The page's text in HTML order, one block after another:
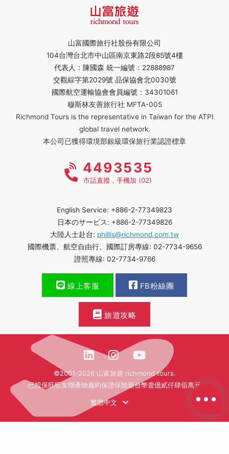
山富國際旅行社股份有限公司
104台灣台北市中山區南京東路2段85號4樓
代表人：陳國森 統一編號：22888987
交觀綜字第2029號 品保協會北0030號
國際航空運輸協會會員編號：34301061
穆斯林友善旅行社 MFTA-005
Richmond Tours is the representative in Taiwan for the ATPI
global travel network.
本公司已獲得環境部銀級環保旅行業認證標章
4493535
市話直撥，手機加 (02)
English Service: +886-2-77349823
日本のサービス: +886-2-77349826
大陸人士赴台: phillis@richmond.com.tw
國際機票、航空自由行、國際訂房專線: 02-7734-9656
證照專線: 02-7734-9766
線上客服 FB粉絲團
旅遊攻略
©2001-2026 山富旅遊 richmond tours.
已投保旺旺友聯產物履約保證保險新台幣壹億貳仟肆佰萬元
繁體中文